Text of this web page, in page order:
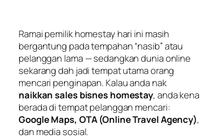
Ramai pemilik homestay hari ini masih
bergantung pada tempahan “nasib” atau
pelanggan lama — sedangkan dunia online
sekarang dah jadi tempat utama orang
mencari penginapan. Kalau anda nak
naikkan sales bisnes homestay, anda kena
berada di tempat pelanggan mencari:
Google Maps, OTA (Online Travel Agency),
dan media sosial.